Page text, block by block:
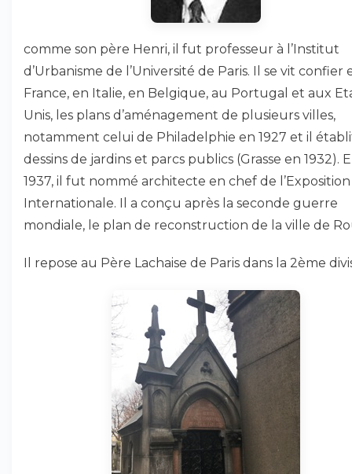
comme son père Henri, il fut professeur à l’Institut
d’Urbanisme de l’Université de Paris. Il se vit confier
France, en Italie, en Belgique, au Portugal et aux
Unis, les plans d’aménagement de plusieurs villes,
notamment celui de Philadelphie en 1927 et il
dessins de jardins et parcs publics (Grasse en 1932).
1937, il fut nommé architecte en chef de l’Exposition
Internationale. Il a conçu après la seconde guerre
mondiale, le plan de reconstruction de la ville de
Il repose au Père Lachaise de Paris dans la 2ème